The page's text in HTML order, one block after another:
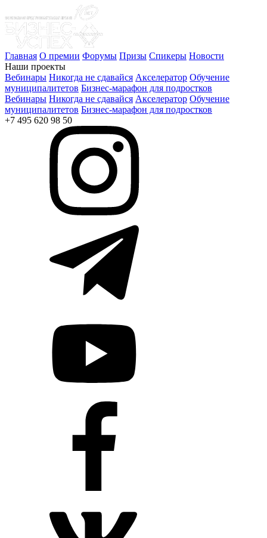
Главная О премии Форумы Призы Спикеры Новости
Наши проекты
Вебинары Никогда не сдавайся Акселератор Обучение
муниципалитетов Бизнес-марафон для подростков
Вебинары Никогда не сдавайся Акселератор Обучение
муниципалитетов Бизнес-марафон для подростков
+7 495 620 98 50